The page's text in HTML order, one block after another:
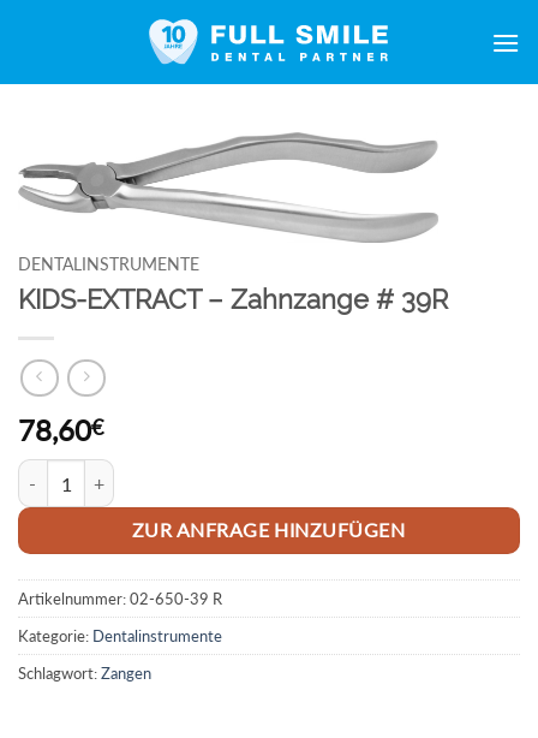
DENTALINSTRUMENTE
KIDS-EXTRACT – Zahnzange # 39R
78,60€
KIDS-EXTRACT - Zahnzange # 39R Menge
ZUR ANFRAGE HINZUFÜGEN
Artikelnummer:02-650-39 R
Kategorie: Dentalinstrumente
Schlagwort:Zangen